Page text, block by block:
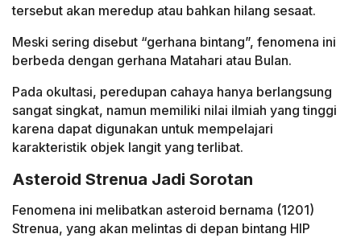
tersebut akan meredup atau bahkan hilang sesaat.
Meski sering disebut “gerhana bintang”, fenomena ini
berbeda dengan gerhana Matahari atau Bulan.
Pada okultasi, peredupan cahaya hanya berlangsung
sangat singkat, namun memiliki nilai ilmiah yang tinggi
karena dapat digunakan untuk mempelajari
karakteristik objek langit yang terlibat.
Asteroid Strenua Jadi Sorotan
Fenomena ini melibatkan asteroid bernama (1201)
Strenua, yang akan melintas di depan bintang HIP